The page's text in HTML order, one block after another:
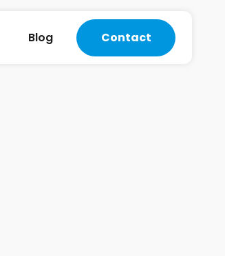
Blog Contact